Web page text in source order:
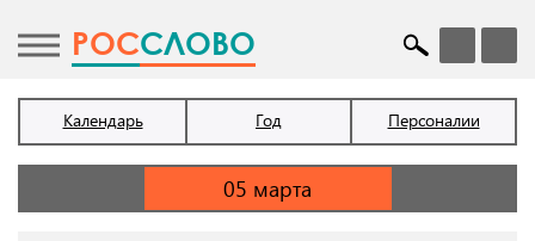
POCСЛОВО
Календарь Год Персоналии